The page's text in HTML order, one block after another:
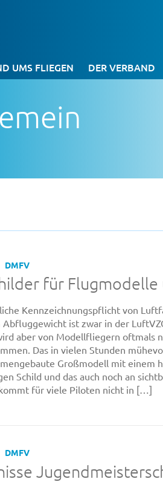
UMS FLIEGEN DER VERBAND
DMFV
für Flugmodelle
Kennzeichnungspflicht von
Abfluggewicht ist zwar in der
aber von Modellfliegern oftmals
Das in vielen Stunden
Großmodell mit einem
Schild und das auch noch an
für viele Piloten nicht in […]
DMFV